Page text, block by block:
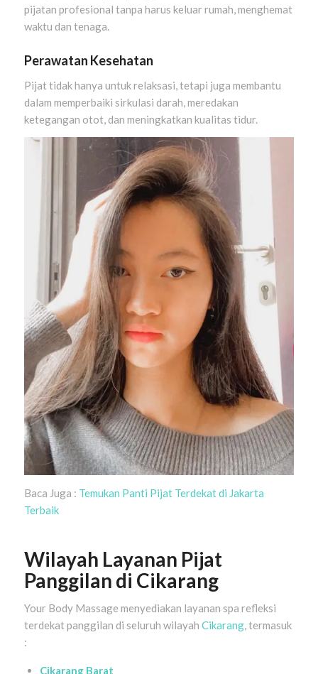
pijatan profesional tanpa harus keluar rumah, menghemat
waktu dan tenaga.
Perawatan Kesehatan
Pijat tidak hanya untuk relaksasi, tetapi juga membantu
dalam memperbaiki sirkulasi darah, meredakan
ketegangan otot, dan meningkatkan kualitas tidur.
Baca Juga : Temukan Panti Pijat Terdekat di Jakarta
Terbaik
Wilayah Layanan Pijat
Panggilan di Cikarang
Your Body Massage menyediakan layanan spa refleksi
terdekat panggilan di seluruh wilayah Cikarang, termasuk
:
Cikarang Barat